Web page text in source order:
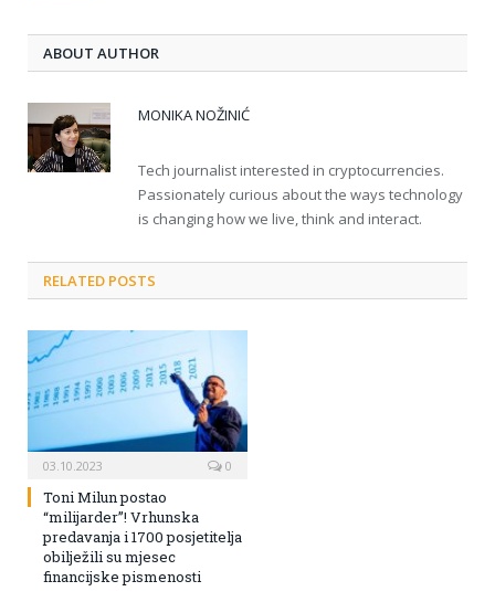
ABOUT AUTHOR
MONIKA NOŽINIĆ
Tech journalist interested in cryptocurrencies.
Passionately curious about the ways technology
is changing how we live, think and interact.
RELATED POSTS
03.10.2023 0
Toni Milun postao
“milijarder”! Vrhunska
predavanja i 1700 posjetitelja
obilježili su mjesec
financijske pismenosti